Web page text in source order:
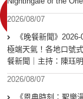
2026/08/07
《晚餐新聞》
極端天氣！各地口號
餐新聞｜主持：陳珏
2026/08/07
《恩典時刻：聖樂